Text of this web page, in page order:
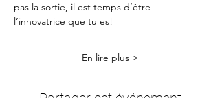
pas la sortie, il est temps d’être
l’innovatrice que tu es!
En lire plus >